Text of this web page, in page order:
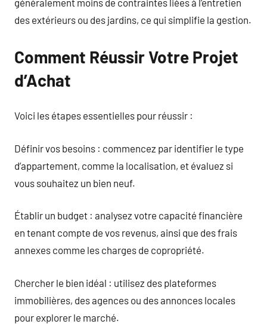
des extérieurs ou des jardins, ce qui simplifie la gestion.
Comment Réussir Votre Projet
d’Achat
Voici les étapes essentielles pour réussir :
Définir vos besoins : commencez par identifier le type
d’appartement, comme la localisation, et évaluez si
vous souhaitez un bien neuf.
Établir un budget : analysez votre capacité financière
en tenant compte de vos revenus, ainsi que des frais
annexes comme les charges de copropriété.
Chercher le bien idéal : utilisez des plateformes
immobilières, des agences ou des annonces locales
pour explorer le marché.